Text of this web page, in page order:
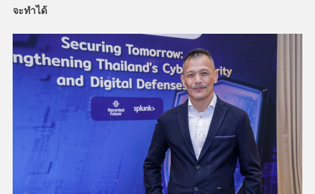
จะทำได้